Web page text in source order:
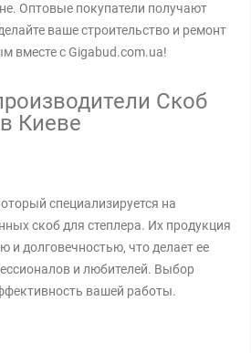
Оптовые покупатели получают
ваше строительство и ремонт
вместе с Gigabud.com.ua!
Скоб
Киеве
специализируется на
скоб для степлера. Их продукция
и долговечностью, что делает ее
и любителей. Выбор
вашей работы.